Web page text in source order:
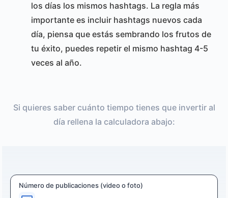
los días los mismos hashtags. La regla más
importante es incluir hashtags nuevos cada
día, piensa que estás sembrando los frutos de
tu éxito, puedes repetir el mismo hashtag 4-5
veces al año.
Si quieres saber cuánto tiempo tienes que invertir al
día rellena la calculadora abajo:
Número de publicaciones (video o foto)